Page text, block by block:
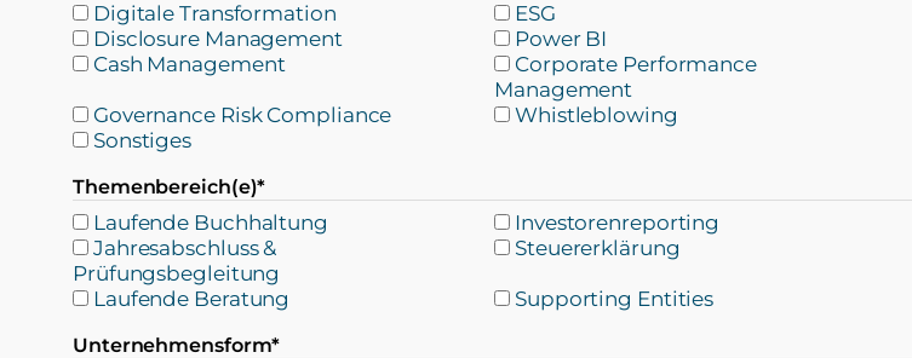
Digitale Transformation
ESG
Disclosure Management
Power BI
Cash Management
Corporate Performance
Management
Governance Risk Compliance
Whistleblowing
Sonstiges
Themenbereich(e)*
Laufende Buchhaltung
Investorenreporting
Jahresabschluss &
Prüfungsbegleitung
Steuererklärung
Laufende Beratung Supporting Entities
Unternehmensform*